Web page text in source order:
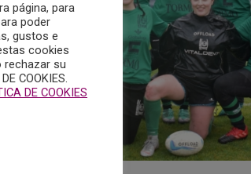
página, para
poder
gustos e
cookies
rechazar su
COOKIES.
DE COOKIES